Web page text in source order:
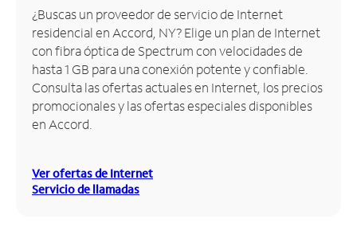
Inglés
Administrar
cuenta
Encuentra
una
tienda
¿Buscas un proveedor de servicio de Internet
residencial en Accord, NY? Elige un plan de Internet
con fibra óptica de Spectrum con velocidades de
hasta 1 GB para una conexión potente y confiable.
Consulta las ofertas actuales en Internet, los precios
promocionales y las ofertas especiales disponibles
en Accord.
Ver ofertas de Internet
Servicio de llamadas